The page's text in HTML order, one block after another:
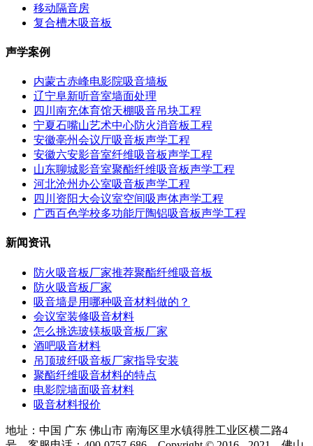
移动隔音房
复合槽木吸音板
声学案例
内蒙古赤峰电影院吸音墙板
辽宁阜新听音室墙面处理
四川南充体育馆天棚吸音吊块工程
宁夏石嘴山艺术中心防火消音板工程
安徽亳州会议厅吸音板声学工程
安徽六安影音室纤维吸音板声学工程
山东聊城影音室聚酯纤维吸音板声学工程
河北沧州办公室吸音板声学工程
四川资阳大会议室空间吸声体声学工程
广西百色学校多功能厅陶铝吸音板声学工程
新闻资讯
防火吸音板厂家推荐聚酯纤维吸音板
防火吸音板厂家
吸音墙是用哪种吸音材料做的？
会议室装修吸音材料
怎么挑选玻镁板吸音板厂家
酒吧吸音材料
吊顶玻纤吸音板厂家指导安装
聚酯纤维吸音材料的特点
电影院墙面吸音材料
吸音材料报价
地址：中国 广东 佛山市 南海区里水镇得胜工业区横二路4